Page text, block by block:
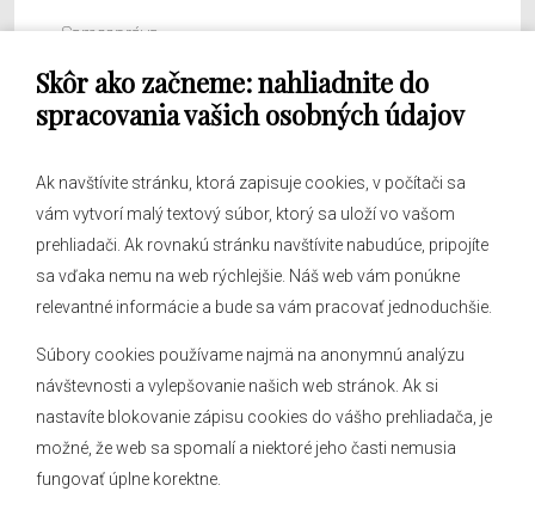
Skôr ako začneme: nahliadnite do
spracovania vašich osobných údajov
Ak navštívite stránku, ktorá zapisuje cookies, v počítači sa
vám vytvorí malý textový súbor, ktorý sa uloží vo vašom
prehliadači. Ak rovnakú stránku navštívite nabudúce, pripojíte
sa vďaka nemu na web rýchlejšie. Náš web vám ponúkne
relevantné informácie a bude sa vám pracovať jednoduchšie.
Súbory cookies používame najmä na anonymnú analýzu
návštevnosti a vylepšovanie našich web stránok. Ak si
nastavíte blokovanie zápisu cookies do vášho prehliadača, je
možné, že web sa spomalí a niektoré jeho časti nemusia
fungovať úplne korektne.
Samospráva
Obecný úrad
O obci
Hlásenia obecného rozhlasu
Kontakt
Mapa stránok